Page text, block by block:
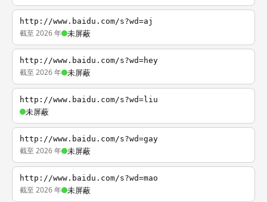
http://www.baidu.com/s?wd=aj
截至 2026 年 未屏蔽
http://www.baidu.com/s?wd=hey
截至 2026 年 未屏蔽
http://www.baidu.com/s?wd=liu
未屏蔽
http://www.baidu.com/s?wd=gay
截至 2026 年 未屏蔽
http://www.baidu.com/s?wd=mao
截至 2026 年 未屏蔽